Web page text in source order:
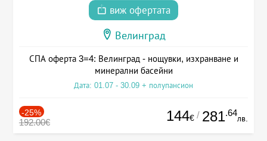
виж офертата
Велинград
СПА оферта 3=4: Велинград - нощувки, изхранване и
минерални басейни
Дата: 01.07 - 30.09 + полупансион
-25%
192.00€ 144€ / 281.64
лв.